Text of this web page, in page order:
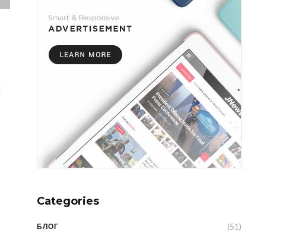
Categories
БЛОГ (51)